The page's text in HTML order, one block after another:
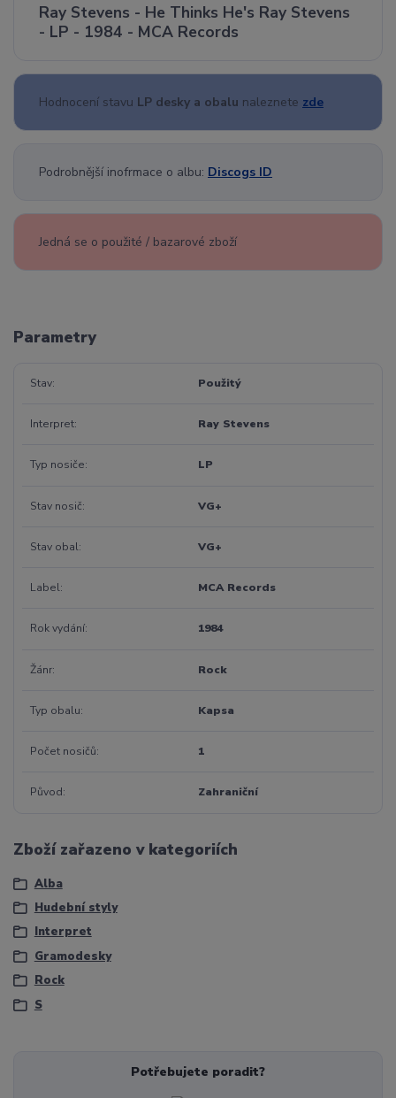
Ray Stevens - He Thinks He's Ray Stevens
- LP - 1984 - MCA Records
Hodnocení stavu LP desky a obalu naleznete zde
Podrobnější inofrmace o albu: Discogs ID
Jedná se o použité / bazarové zboží
Parametry
Stav Použitý
Interpret Ray Stevens
Typ nosiče LP
Stav nosič VG+
Stav obal VG+
Label MCA Records
Rok vydání 1984
Žánr Rock
Typ obalu Kapsa
Počet nosičů 1
Původ Zahraniční
Zboží zařazeno v kategoriích
Alba
Hudební styly
Interpret
Gramodesky
Rock
S
Potřebujete poradit?